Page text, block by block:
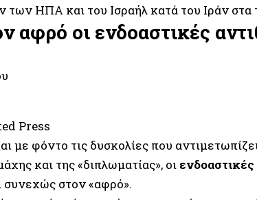
των ΗΠΑ και του Ισραήλ κατά του Ιράν στα
αφρό οι ενδοαστικές
Press
με φόντο τις δυσκολίες που
και της «διπλωματίας», οι ενδοαστικές
συνεχώς στον «αφρό».